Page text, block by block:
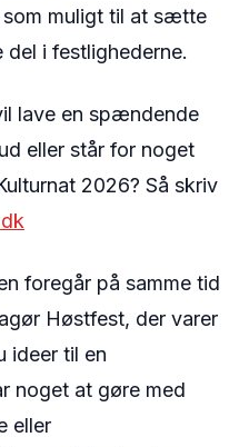
muligt til at sætte
i festlighederne.
lave en spændende
eller står for noget
2026? Så skriv
foregår på samme tid
Høstfest, der varer
ideer til en
noget at gøre med
eller